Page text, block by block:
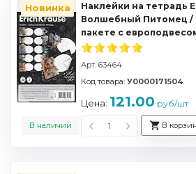
Новинка
Наклейки на тетрадь
Волшебный Питомец /
пакете с
Арт. 63464
В наличии
Код товара: У0000171504
Цена: 121.00 руб/шт
В